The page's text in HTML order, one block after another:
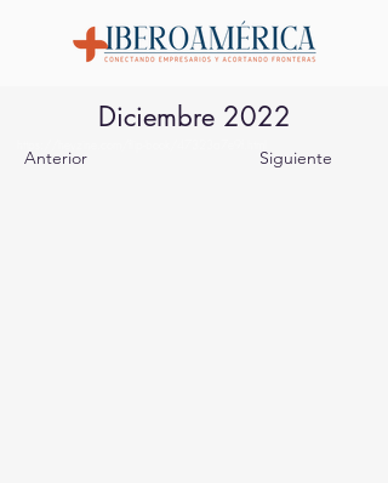
Diciembre 2022
Anterior Siguiente